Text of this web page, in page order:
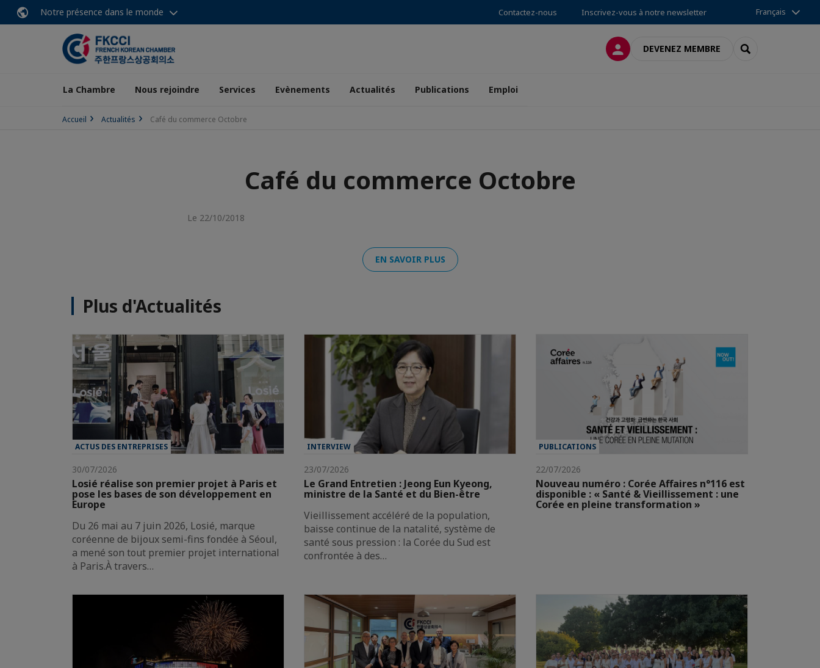
Notre présence dans le monde Contactez-nous Inscrivez-vous à notre newsletter Français
CONNEXIONDEVENEZ MEMBRE RECHERCHER
La Chambre Nous rejoindre Services Evènements Actualités Publications Emploi
Accueil Actualités Café du commerce Octobre
Café du commerce Octobre
Le 22/10/2018
EN SAVOIR PLUS
Plus d'Actualités
ACTUS DES ENTREPRISES
30/07/2026
Losié réalise son premier projet à Paris et
pose les bases de son développement en
Europe
Du 26 mai au 7 juin 2026, Losié, marque
coréenne de bijoux semi-fins fondée à Séoul,
a mené son tout premier projet international
à Paris.À travers…
INTERVIEW
23/07/2026
Le Grand Entretien : Jeong Eun Kyeong,
ministre de la Santé et du Bien-être
Vieillissement accéléré de la population,
baisse continue de la natalité, système de
santé sous pression : la Corée du Sud est
confrontée à des…
PUBLICATIONS
22/07/2026
Nouveau numéro : Corée Affaires n°116 est
disponible : « Santé & Vieillissement : une
Corée en pleine transformation »